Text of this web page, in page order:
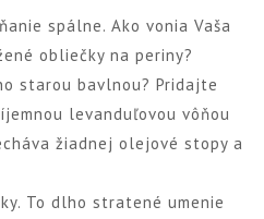
spálne. Ako vonia Vaša
obliečky na periny?
starou bavlnou? Pridajte
levanduľovou vôňou
žiadnej olejové stopy a
To dlho stratené umenie